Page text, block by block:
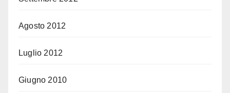
Agosto 2012
Luglio 2012
Giugno 2010